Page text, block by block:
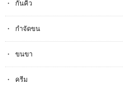
กันคิ้ว
กำจัดขน
ขนขา
ครีม